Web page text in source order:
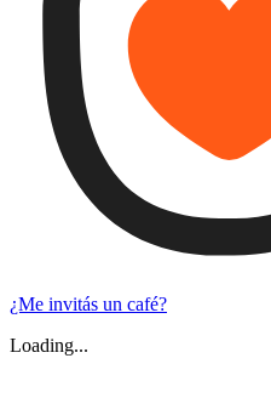
¿Me invitás un café?
Loading...